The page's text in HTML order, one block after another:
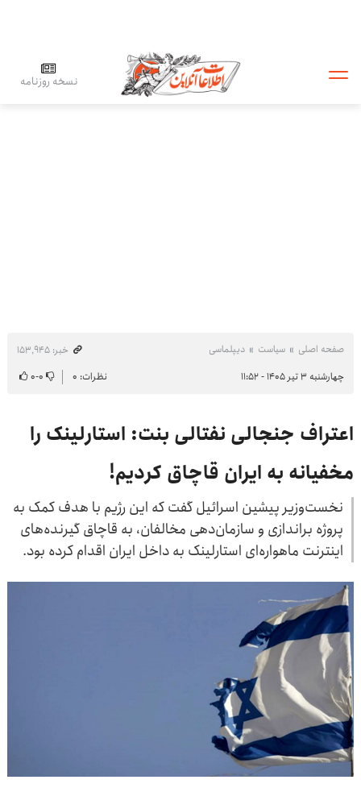
نسخه روزنامه
صفحه اصلی سیاست دیپلماسی
خبر: ۱۵۳٬۹۴۵
چهارشنبه ۳ تیر ۱۴۰۵ - ۱۱:۵۲
نظرات: ۰ ۰-۰
اعتراف جنجالی نفتالی بنت: استارلینک را
مخفیانه به ایران قاچاق کردیم!
نخست‌وزیر پیشین اسرائیل گفت که این رژیم با هدف کمک به
پروژه براندازی و سازمان‌دهی مخالفان، به قاچاق گیرنده‌های
اینترنت ماهواره‌ای استارلینک به داخل ایران اقدام کرده بود.